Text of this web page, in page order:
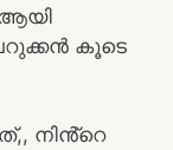
ആയി
കൂടെ
നിൻ്റെ